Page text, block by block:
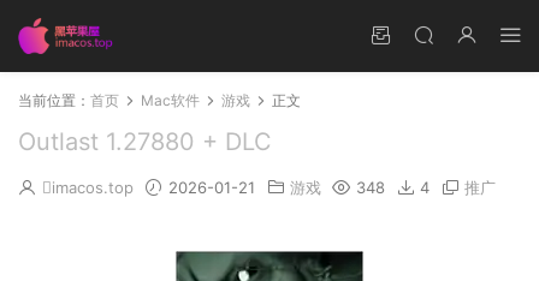
当前位置： 首页 Mac软件 游戏 正文
Outlast 1.27880 + DLC
imacos.top 2026-01-21 游戏 348 4 推广